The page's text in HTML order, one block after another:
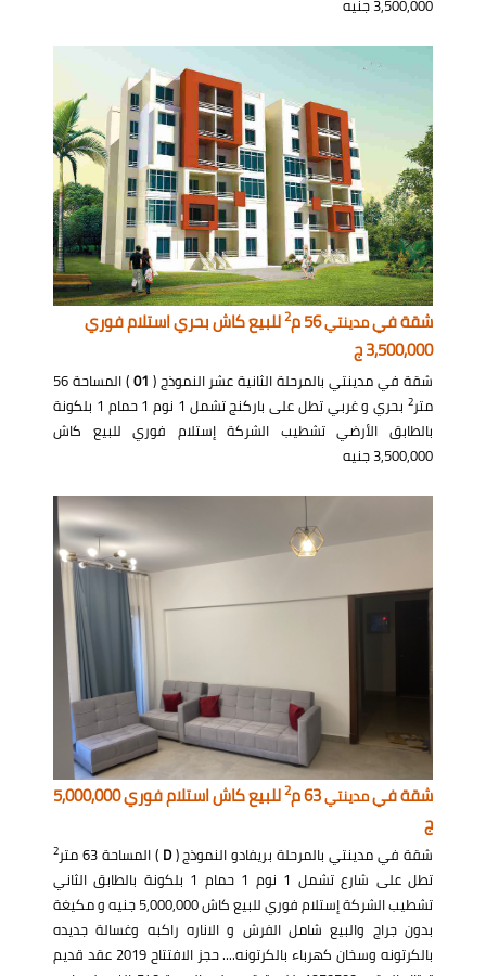
3,500,000 جنيه
شقة فيمدينتي56 م 2للبيع كاش بحري استلام فوري
3,500,000 ج
شقة في مدينتي بالمرحلة الثانية عشر النموذج ( 01
) المساحة 56
متر2
بحري و غربي تطل على باركنج تشمل 1 نوم 1 حمام 1 بلكونة
بالطابق الأرضي تشطيب الشركة إستلام فوري للبيع كاش
3,500,000 جنيه
شقة فيمدينتي 2
للبيع كاش استلام فوري 5,000,000
ج
شقة في مدينتي بالمرحلة بريفادو النموذج (D ) المساحة 63 متر 2
تطل على شارع تشمل 1 نوم 1 حمام 1 بلكونة بالطابق الثاني
تشطيب الشركة إستلام فوري للبيع كاش 5,000,000 جنيه و مكيغة
بدون جراج والبيع شامل الفرش و الاناره راكبه وغسالة جديده
بالكرتونه وسخان كهرباء بالكرتونه.... حجز الافتتاح 2019 عقد قديم